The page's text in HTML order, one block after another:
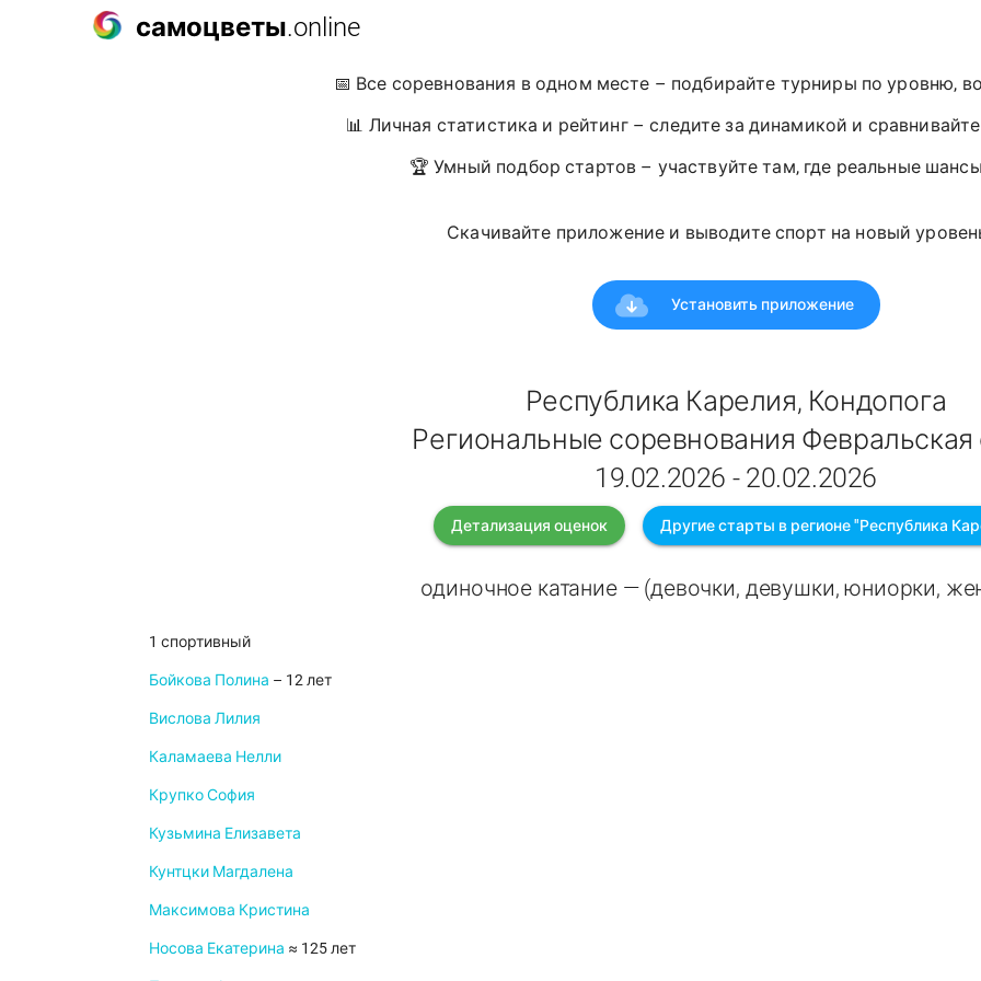
самоцветы.online
📅 Все соревнования в одном месте – подбирайте турниры по уровню,
📊 Личная статистика и рейтинг – следите за динамикой и
🏆 Умный подбор стартов – участвуйте там, где реальные
Скачивайте приложение и выводите спорт на новый
Установить приложение
Республика Карелия, Кондопога
Региональные соревнования Февральская
19.02.2026 - 20.02.2026
Детализация оценок Другие старты в регионе "Республика
одиночное катание — (девочки, девушки, юниорки,
1 спортивный
Бойкова Полина – 12 лет
Вислова Лилия
Каламаева Нелли
Крупко София
Кузьмина Елизавета
Кунтцки Магдалена
Максимова Кристина
Носова Екатерина ≈ 125 лет